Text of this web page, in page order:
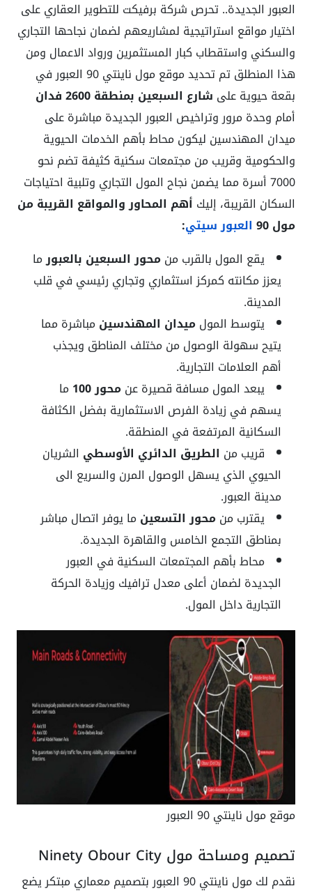
العبور الجديدة.. تحرص شركة برفيكت للتطوير العقاري على
اختيار مواقع استراتيجية لمشاريعهم لضمان نجاحها التجاري
والسكني واستقطاب كبار المستثمرين ورواد الاعمال ومن
هذا المنطلق تم تحديد موقع مول ناينتي 90 العبور في
بقعة حيوية على شارع السبعين بمنطقة 2600 فدان
أمام وحدة مرور وتراخيص العبور الجديدة مباشرة على
ميدان المهندسين ليكون محاط بأهم الخدمات الحيوية
والحكومية وقريب من مجتمعات سكنية كثيفة تضم نحو
7000 أسرة مما يضمن نجاح المول التجاري وتلبية احتياجات
السكان القريبة، إليك أهم المحاور والمواقع القريبة من
مول 90
العبور سيتي:
يقع المول بالقرب منمحور السبعين بالعبورما
يعزز مكانته كمركز استثماري وتجاري رئيسي في قلب
المدينة.
يتوسط المولميدان المهندسين مباشرة مما
يتيح سهولة الوصول من مختلف المناطق ويجذب
أهم العلامات التجارية.
يبعد المول مسافة قصيرة عنمحور 100
ما
يسهم في زيادة الفرص الاستثمارية بفضل الكثافة
السكانية المرتفعة في المنطقة.
قريب من الطريق الدائري الأوسطي الشريان
الحيوي الذي يسهل الوصول المرن والسريع الى
مدينة العبور.
يقترب منمحور التسعين ما يوفر اتصال مباشر
بمناطق التجمع الخامس والقاهرة الجديدة.
محاط بأهم المجتمعات السكنية في العبور
الجديدة لضمان أعلى معدل ترافيك وزيادة الحركة
التجارية داخل المول.
موقع مول ناينتي 90 العبور
تصميم ومساحة مول Ninety Obour City
نقدم لك مول ناينتي 90 العبور بتصميم معماري مبتكر يضع